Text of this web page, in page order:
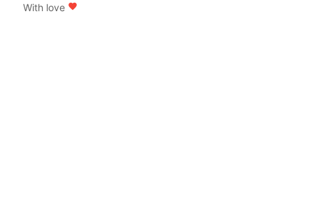
With love favorite